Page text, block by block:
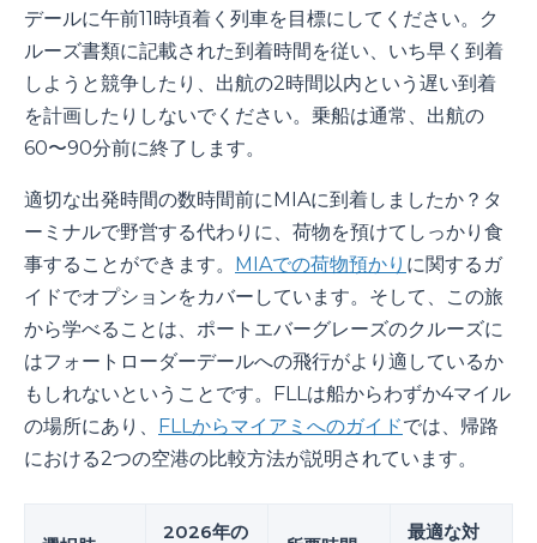
デールに午前11時頃着く列車を目標にしてください。ク
ルーズ書類に記載された到着時間を従い、いち早く到着
しようと競争したり、出航の2時間以内という遅い到着
を計画したりしないでください。乗船は通常、出航の
60〜90分前に終了します。
適切な出発時間の数時間前にMIAに到着しましたか？タ
ーミナルで野営する代わりに、荷物を預けてしっかり食
事することができます。 MIAでの荷物預かり に関するガ
イドでオプションをカバーしています。そして、この旅
から学べることは、ポートエバーグレーズのクルーズに
はフォートローダーデールへの飛行がより適しているか
もしれないということです。FLLは船からわずか4マイル
の場所にあり、 FLLからマイアミへのガイドでは、帰路
における2つの空港の比較方法が説明されています。
2026年の 最適な対